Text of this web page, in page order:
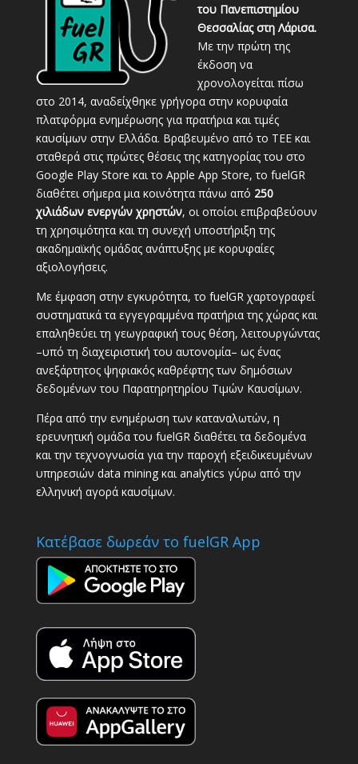
του Πανεπιστημίου
Θεσσαλίας στη Λάρισα.
Με την πρώτη της
έκδοση να
χρονολογείται πίσω
στο 2014, αναδείχθηκε γρήγορα στην κορυφαία
πλατφόρμα ενημέρωσης για πρατήρια και τιμές
καυσίμων στην Ελλάδα. Βραβευμένο από το ΤΕΕ και
σταθερά στις πρώτες θέσεις της κατηγορίας του στο
Google Play Store και το Apple App Store, το fuelGR
διαθέτει σήμερα μια κοινότητα πάνω από 250
χιλιάδων ενεργών χρηστών, οι οποίοι επιβραβεύουν
τη χρησιμότητα και τη συνεχή υποστήριξη της
ακαδημαϊκής ομάδας ανάπτυξης με κορυφαίες
αξιολογήσεις.
Με έμφαση στην εγκυρότητα, το fuelGR χαρτογραφεί
συστηματικά τα εγγεγραμμένα πρατήρια της χώρας και
επαληθεύει τη γεωγραφική τους θέση, λειτουργώντας
–υπό τη διαχειριστική του αυτονομία– ως ένας
ανεξάρτητος ψηφιακός καθρέφτης των δημόσιων
δεδομένων του Παρατηρητηρίου Τιμών Καυσίμων.
Πέρα από την ενημέρωση των καταναλωτών, η
ερευνητική ομάδα του fuelGR διαθέτει τα δεδομένα
και την τεχνογνωσία για την παροχή εξειδικευμένων
υπηρεσιών data mining και analytics γύρω από την
ελληνική αγορά καυσίμων.
Κατέβασε δωρεάν το fuelGR App